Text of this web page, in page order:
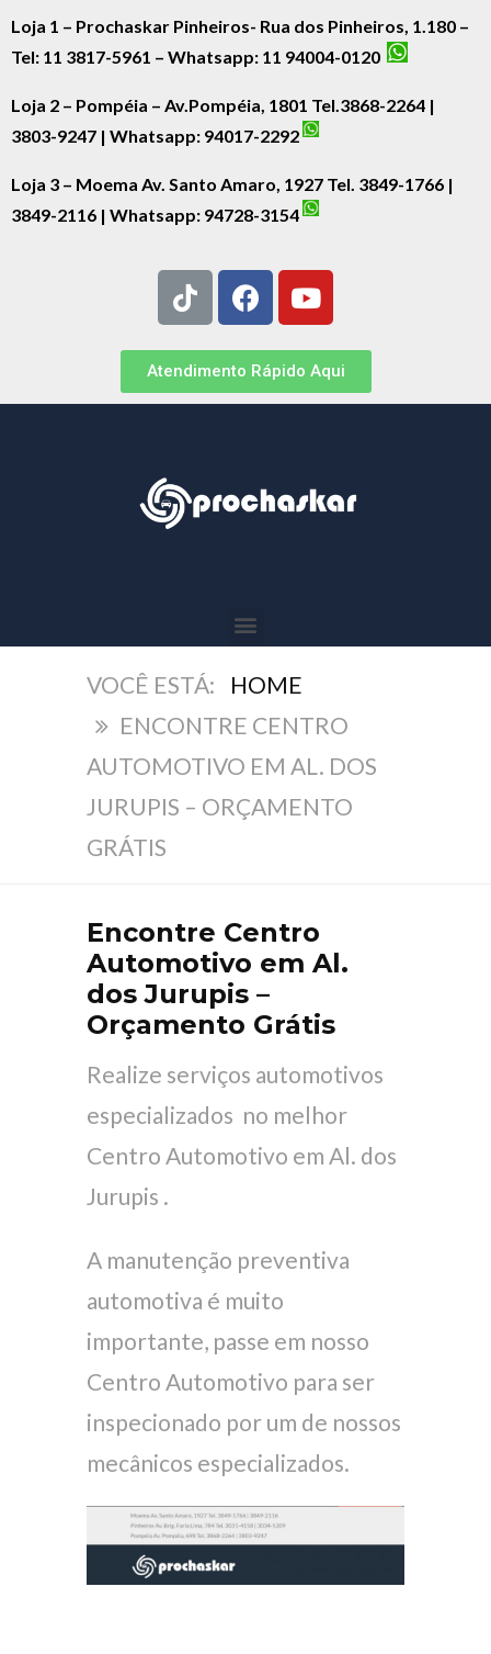
Loja 1 – Prochaskar Pinheiros- Rua dos Pinheiros, 1.180 –
Tel: 11 3817-5961 – Whatsapp: 11 94004-0120
Loja 2 – Pompéia – Av.Pompéia, 1801 Tel.3868-2264 |
3803-9247 | Whatsapp: 94017-2292
Loja 3 – Moema Av. Santo Amaro, 1927 Tel. 3849-1766 |
3849-2116 | Whatsapp: 94728-3154
Atendimento Rápido Aqui
HOME
ENCONTRE CENTRO
AUTOMOTIVO EM AL. DOS
JURUPIS – ORÇAMENTO
GRÁTIS
Encontre Centro
Automotivo em Al.
dos Jurupis –
Orçamento Grátis
Realize serviços automotivos
especializados no melhor
Centro Automotivo em Al. dos
Jurupis .
A manutenção preventiva
automotiva é muito
importante, passe em nosso
Centro Automotivo para ser
inspecionado por um de nossos
mecânicos especializados.